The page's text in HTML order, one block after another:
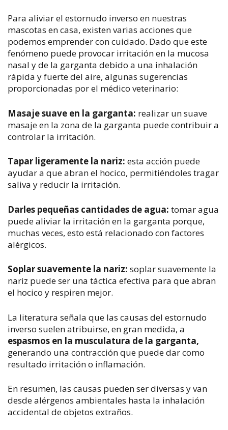
Para aliviar el estornudo inverso en nuestras
mascotas en casa, existen varias acciones que
podemos emprender con cuidado. Dado que este
fenómeno puede provocar irritación en la mucosa
nasal y de la garganta debido a una inhalación
rápida y fuerte del aire, algunas sugerencias
proporcionadas por el médico veterinario:
Masaje suave en la garganta: realizar un suave
masaje en la zona de la garganta puede contribuir a
controlar la irritación.
Tapar ligeramente la nariz: esta acción puede
ayudar a que abran el hocico, permitiéndoles tragar
saliva y reducir la irritación.
Darles pequeñas cantidades de agua: tomar agua
puede aliviar la irritación en la garganta porque,
muchas veces, esto está relacionado con factores
alérgicos.
Soplar suavemente la nariz: soplar suavemente la
nariz puede ser una táctica efectiva para que abran
el hocico y respiren mejor.
La literatura señala que las causas del estornudo
inverso suelen atribuirse, en gran medida, a
espasmos en la musculatura de la garganta,
generando una contracción que puede dar como
resultado irritación o inflamación.
En resumen, las causas pueden ser diversas y van
desde alérgenos ambientales hasta la inhalación
accidental de objetos extraños.